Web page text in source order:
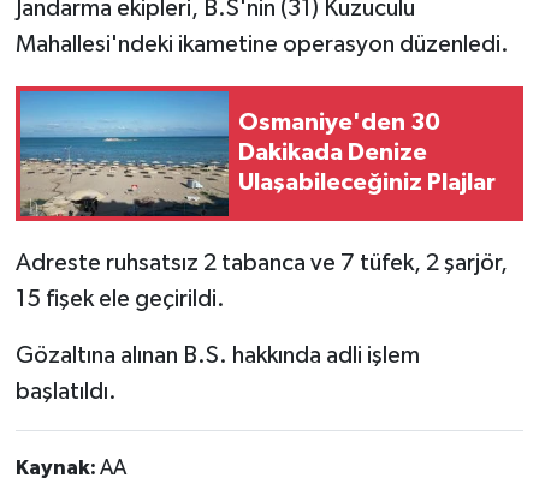
Jandarma ekipleri, B.S'nin (31) Kuzuculu
Mahallesi'ndeki ikametine operasyon düzenledi.
Osmaniye'den 30
Dakikada Denize
Ulaşabileceğiniz Plajlar
Adreste ruhsatsız 2 tabanca ve 7 tüfek, 2 şarjör,
15 fişek ele geçirildi.
Gözaltına alınan B.S. hakkında adli işlem
başlatıldı.
Kaynak: AA